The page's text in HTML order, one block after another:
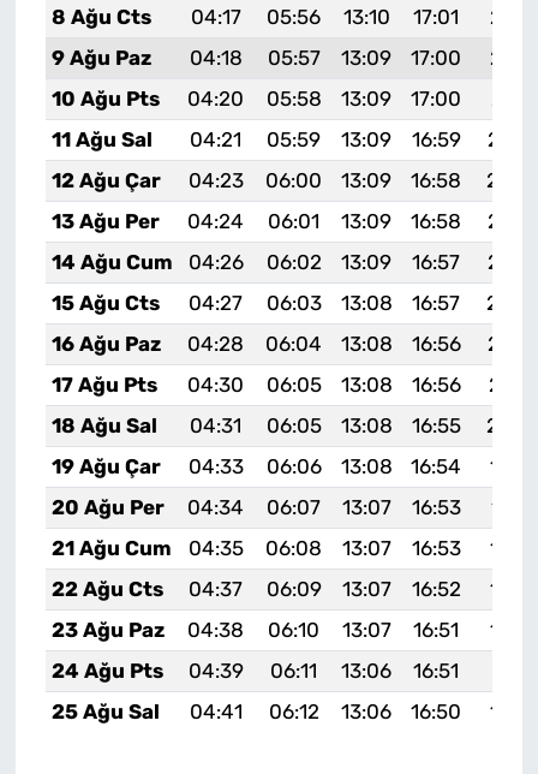
8 Ağu Cts
04:17 05:56 13:10 17:01
9 Ağu Paz
04:18 05:57 13:09 17:00
10 Ağu Pts
04:20 05:58 13:09 17:00
20:11
11 Ağu Sal
04:21 05:59 13:09 16:59
12 Ağu Çar
04:23 06:00 13:09 16:58
13 Ağu Per
04:24 06:01 13:09 16:58
14 Ağu Cum
04:26 06:02 13:09 16:57
15 Ağu Cts
04:27 06:03 13:08 16:57
16 Ağu Paz
04:28 06:04 13:08 16:56
17 Ağu Pts
04:30 06:05 13:08 16:56
18 Ağu Sal
04:31 06:05 13:08 16:55
19 Ağu Çar
04:33 06:06 13:08 16:54
20 Ağu Per
04:34 06:07 13:07 16:53
19:57
21 Ağu Cum
04:35 06:08 13:07 16:53
22 Ağu Cts
04:37 06:09 13:07 16:52
23 Ağu Paz
04:38 06:10 13:07 16:51
24 Ağu Pts
04:39 06:11 13:06 16:51
25 Ağu Sal
04:41 06:12 13:06 16:50